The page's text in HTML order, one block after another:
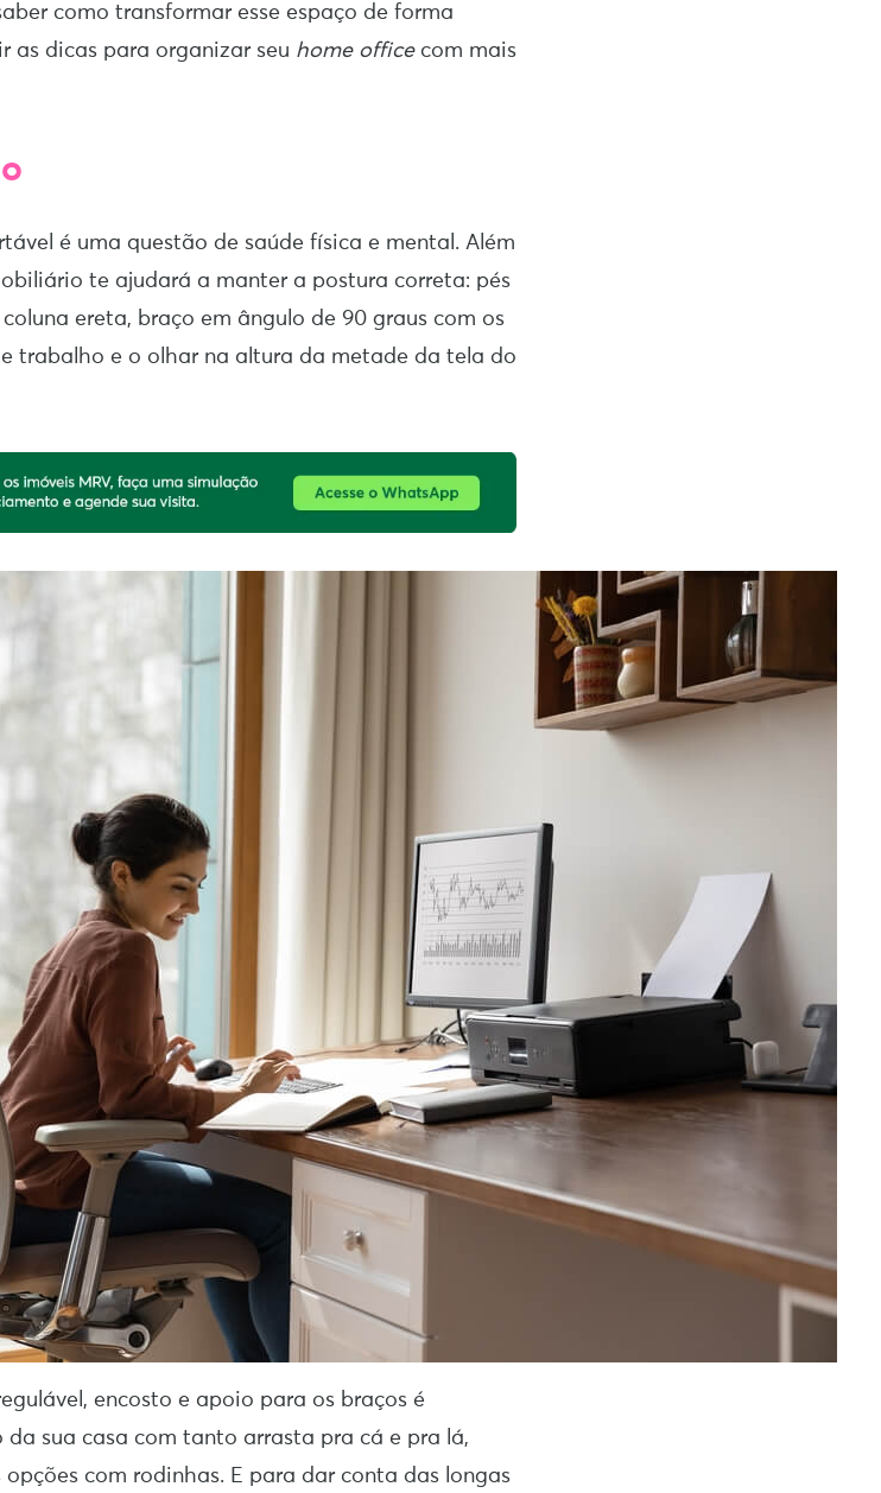
como transformar esse espaço de forma
as dicas para organizar seu home officecom mais
é uma questão de saúde física e mental. Além
te ajudará a manter a postura correta: pés
ereta, braço em ângulo de 90 graus com os
trabalho e o olhar na altura da metade da tela do
encosto e apoio para os braços é
da sua casa com tanto arrasta pra cá e pra lá,
com rodinhas. E para dar conta das longas